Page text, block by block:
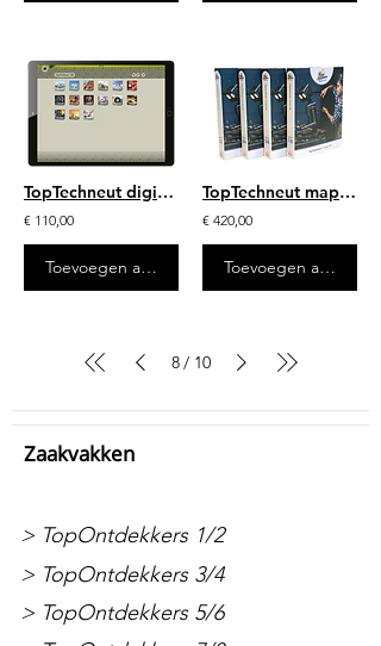
TopTechneut digitaal (jaarlicentie)
€ 110,00
Toevoegen aan winkelwagen
TopTechneut mappenset
€ 420,00
Toevoegen aan
8/ 10
Zaakvakken
> TopOntdekkers 1/2
> TopOntdekkers 3/4
> TopOntdekkers 5/6